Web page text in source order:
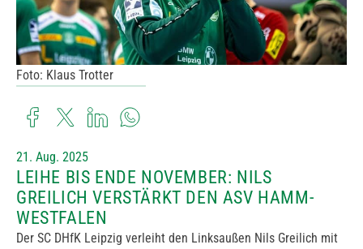
Foto: Klaus Trotter
21. Aug. 2025
LEIHE BIS ENDE NOVEMBER: NILS
GREILICH VERSTÄRKT DEN ASV HAMM-
WESTFALEN
Der SC DHfK Leipzig verleiht den Linksaußen Nils Greilich mit